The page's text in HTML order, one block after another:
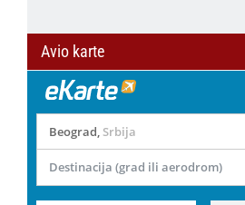
Avio karte
Beograd, Srbija
Destinacija (grad ili aerodrom)